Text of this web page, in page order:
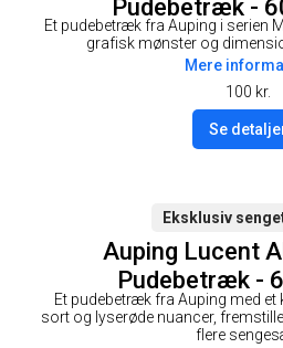
Pudebetræk -
Et pudebetræk fra Auping i serien
grafisk mønster og
100 kr.
Se
Mere
Eksklusiv
Auping Lucent
Pudebetræk -
Et pudebetræk fra Auping med
sort og lyserøde nuancer,
flere